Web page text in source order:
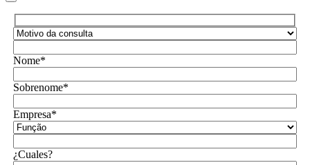
Nome*
Sobrenome*
Empresa*
¿Cuales?